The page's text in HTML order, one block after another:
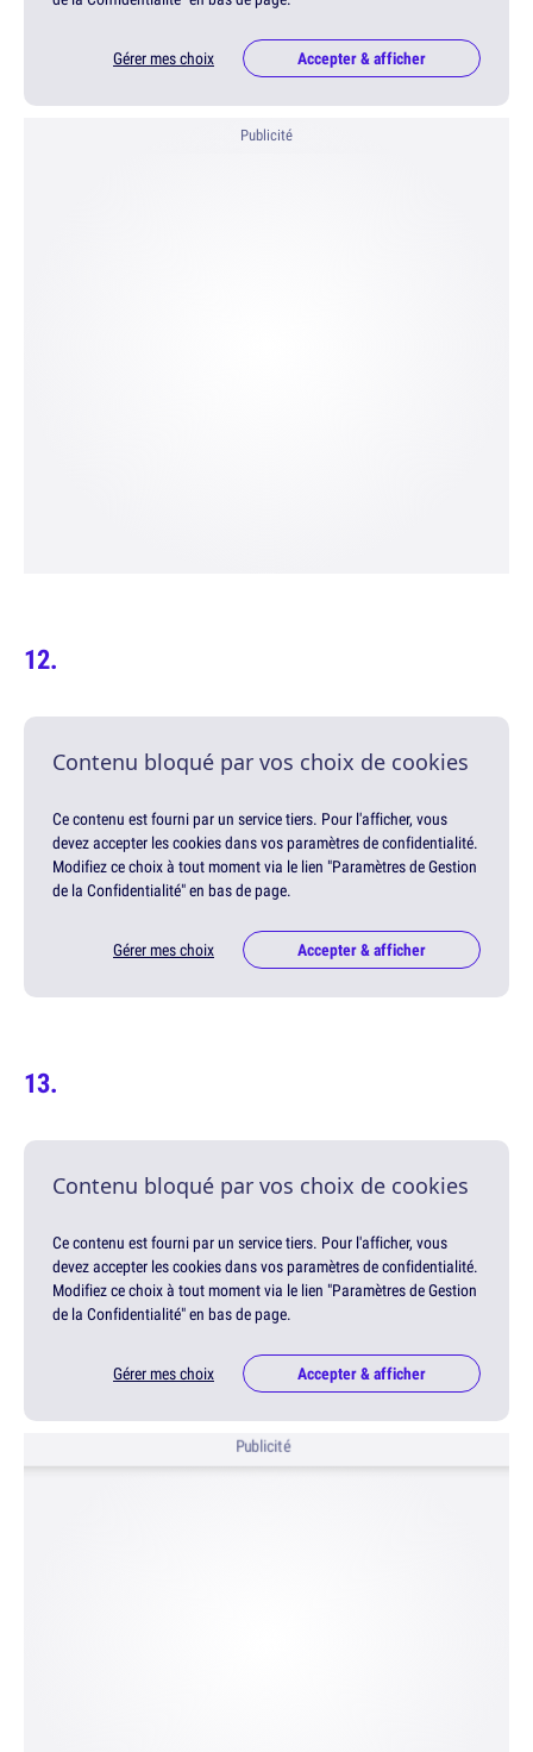
Gérer mes choix Accepter & afficher
Publicité
Contenu bloqué par vos choix de cookies
Ce contenu est fourni par un service tiers. Pour l'afficher, vous
devez accepter les cookies dans vos paramètres de confidentialité.
Modifiez ce choix à tout moment via le lien "Paramètres de Gestion
de la Confidentialité" en bas de page.
Gérer mes choix Accepter & afficher
Contenu bloqué par vos choix de cookies
Ce contenu est fourni par un service tiers. Pour l'afficher, vous
devez accepter les cookies dans vos paramètres de confidentialité.
Modifiez ce choix à tout moment via le lien "Paramètres de Gestion
de la Confidentialité" en bas de page.
Gérer mes choix Accepter & afficher
Publicité